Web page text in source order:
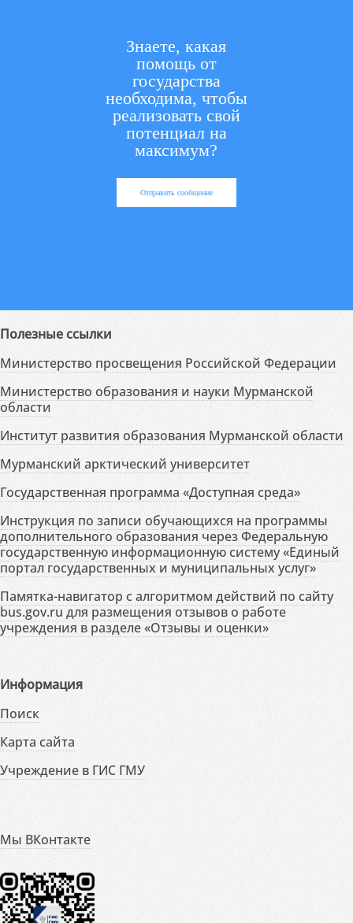
Знаете, какая
помощь от
государства
необходима, чтобы
реализовать свой
потенциал на
максимум?
Отправить сообщение
Полезные ссылки
Министерство просвещения Российской Федерации
Министерство образования и науки Мурманской
области
Институт развития образования Мурманской области
Мурманский арктический университет
Государственная программа «Доступная среда»
Инструкция по записи обучающихся на программы
дополнительного образования через Федеральную
государственную информационную систему «Единый
портал государственных и муниципальных услуг»
Памятка-навигатор с алгоритмом действий по сайту
bus.gov.ru для размещения отзывов о работе
учреждения в разделе «Отзывы и оценки»
Информация
Поиск
Карта сайта
Учреждение в ГИС ГМУ
Мы ВКонтакте